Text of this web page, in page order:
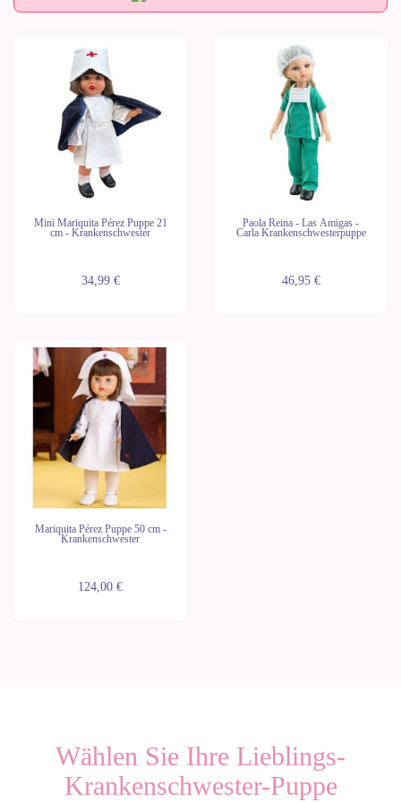
Mini Mariquita Pérez Puppe 21
cm - Krankenschwester
34,99 €
Paola Reina - Las Amigas -
Carla Krankenschwesterpuppe
46,95 €
Mariquita Pérez Puppe 50 cm -
Krankenschwester
124,00 €
Wählen Sie Ihre Lieblings-
Krankenschwester-Puppe